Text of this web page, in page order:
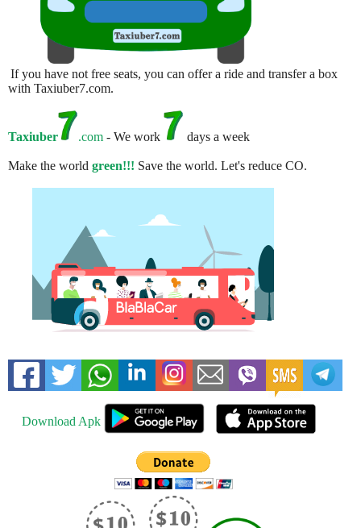
If you have not free seats, you can offer a ride and transfer a box
with Taxiuber7.com.
Taxiuber .com - We work days a week
Make the world green!!! Save the world. Let's reduce CO.
Download Apk